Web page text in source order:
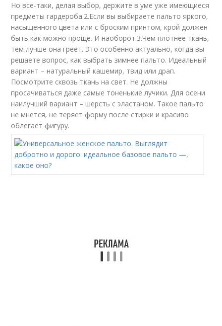
Но все-таки, делая выбор, держите в уме уже имеющиеся
предметы гардероба.2.Если вы выбираете пальто яркого,
насыщенного цвета или с броским принтом, крой должен
быть как можно проще. И наоборот.3.Чем плотнее ткань,
тем лучше она греет. Это особенно актуально, когда вы
решаете вопрос, как выбрать зимнее пальто. Идеальный
вариант – натуральный кашемир, твид или драп.
Посмотрите сквозь ткань на свет. Не должны
просачиваться даже самые тоненькие лучики. Для осени
наилучший вариант – шерсть с эластаном. Такое пальто
не мнется, не теряет форму после стирки и красиво
облегает фигуру.